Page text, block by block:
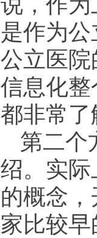
是作为
公立医
信息化
都非常了
第二个
绍。实
的概念
家比较